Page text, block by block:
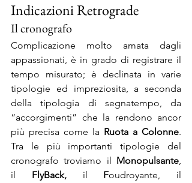
Indicazioni Retrograde
Il cronografo
Complicazione molto amata dagli
appassionati, è in grado di registrare il
tempo misurato; è declinata in varie
tipologie ed impreziosita, a seconda
della tipologia di segnatempo, da
“accorgimenti” che la rendono ancor
più precisa come la Ruota a Colonne.
Tra le più importanti tipologie del
cronografo troviamo il Monopulsante,
il FlyBack, il F